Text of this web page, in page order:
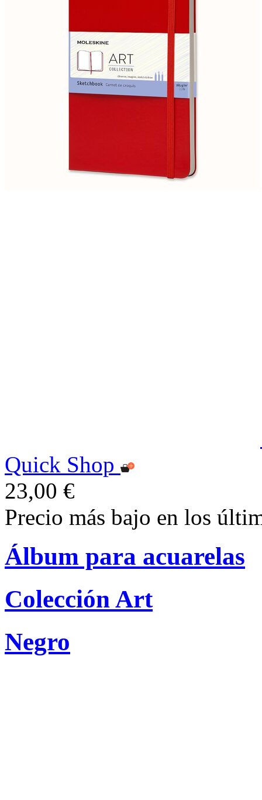
Quick Shop
23,00 €
Precio más bajo en los
Álbum para acuarelas
Colección Art
Negro